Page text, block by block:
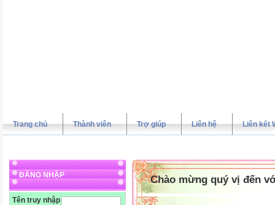
Trang chủ Thành viên Trợ giúp Liên hệ Liên kết
ĐĂNG NHẬP
Tên truy nhập
Chào mừng quý vị đến